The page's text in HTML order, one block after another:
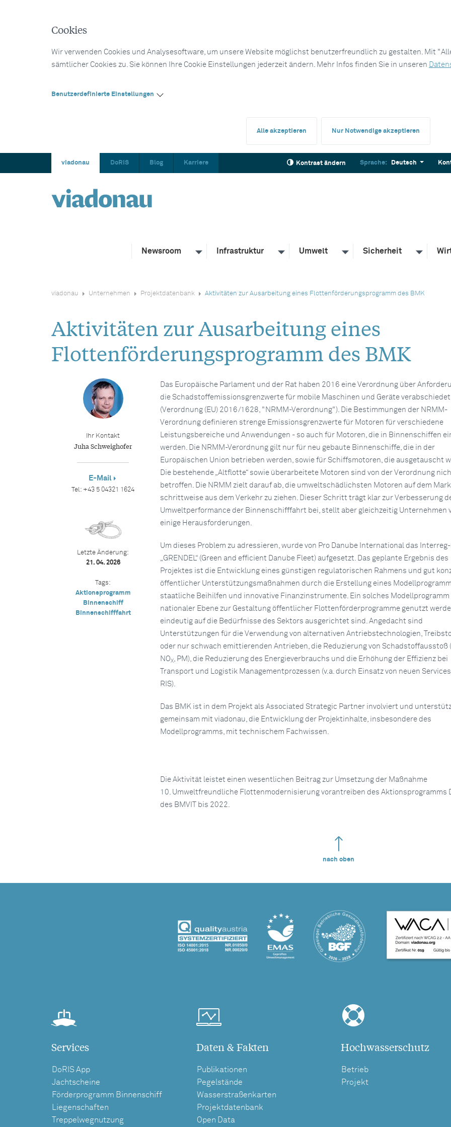
Cookies
Wir verwenden Cookies und Analysesoftware, um unsere Website möglichst benutzerfreundlich zu gestalten. Mit
sämtlicher Cookies zu. Sie können Ihre Cookie Einstellungen jederzeit ändern. Mehr Infos finden Sie in unseren
Benutzerdefinierte Einstellungen
Alle akzeptieren Nur Notwendige akzeptieren
viadonau DoRIS Blog Karriere Kontrast ändern Sprache: Deutsch
Newsroom Infrastruktur Umwelt Sicherheit
viadonau Unternehmen Projektdatenbank Aktivitäten zur Ausarbeitung eines Flottenförderungsprogramm des BMK
Aktivitäten zur Ausarbeitung eines
Flottenförderungsprogramm des BMK
Das Europäische Parlament und der Rat haben 2016 eine Verordnung über
die Schadstoffemissionsgrenzwerte für mobile Maschinen und Geräte verabschiedet
(Verordnung (EU) 2016/1628, "NRMM-Verordnung"). Die Bestimmungen der NRMM-
Verordnung definieren strenge Emissionsgrenzwerte für Motoren für verschiedene
Leistungsbereiche und Anwendungen - so auch für Motoren, die in Binnenschiffen
werden. Die NRMM-Verordnung gilt nur für neu gebaute Binnenschiffe, die in der
Europäischen Union betrieben werden, sowie für Schiffsmotoren, die ausgetauscht
Die bestehende „Altflotte“ sowie überarbeitete Motoren sind von der Verordnung
betroffen. Die NRMM zielt darauf ab, die umweltschädlichsten Motoren auf dem
schrittweise aus dem Verkehr zu ziehen. Dieser Schritt trägt klar zur Verbesserung
Umweltperformance der Binnenschifffahrt bei, stellt aber gleichzeitig Unternehmen
einige Herausforderungen.
Um dieses Problem zu adressieren, wurde von Pro Danube International das
„GRENDEL“ (Green and efficient Danube Fleet) aufgesetzt. Das geplante Ergebnis des
Projektes ist die Entwicklung eines günstigen regulatorischen Rahmens und gut
öffentlicher Unterstützungsmaßnahmen durch die Erstellung eines
staatliche Beihilfen und innovative Finanzinstrumente. Ein solches Modellprogramm
nationaler Ebene zur Gestaltung öffentlicher Flottenförderprogramme genutzt
eindeutig auf die Bedürfnisse des Sektors ausgerichtet sind. Angedacht sind
Unterstützungen für die Verwendung von alternativen Antriebstechnologien,
oder nur schwach emittierenden Antrieben, die Reduzierung von Schadstoffausstoß
NOX, PM), die Reduzierung des Energieverbrauchs und die Erhöhung der Effizienz bei
Transport und Logistik Managementprozessen (v.a. durch Einsatz von neuen
RIS).
Das BMK ist in dem Projekt als Associated Strategic Partner involviert und
gemeinsam mit viadonau, die Entwicklung der Projektinhalte, insbesondere des
Modellprogramms, mit technischem Fachwissen.
Die Aktivität leistet einen wesentlichen Beitrag zur Umsetzung der Maßnahme
10. Umweltfreundliche Flottenmodernisierung vorantreiben des Aktionsprogramms
des BMVIT bis 2022.
Ihr Kontakt
Juha Schweighofer
E-Mail
Tel: +43 5 04321 1624
Letzte Änderung:
21. 04. 2026
Tags:
Aktionsprogramm
Binnenschiff
Binnenschifffahrt
nach oben
Services
DoRIS App
Jachtscheine
Förderprogramm Binnenschiff
Liegenschaften
Treppelwegnutzung
Daten & Fakten
Publikationen
Pegelstände
Wasserstraßenkarten
Projektdatenbank
Open Data
Hochwasserschutz
Betrieb
Projekt